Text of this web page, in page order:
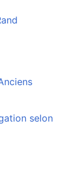
selon